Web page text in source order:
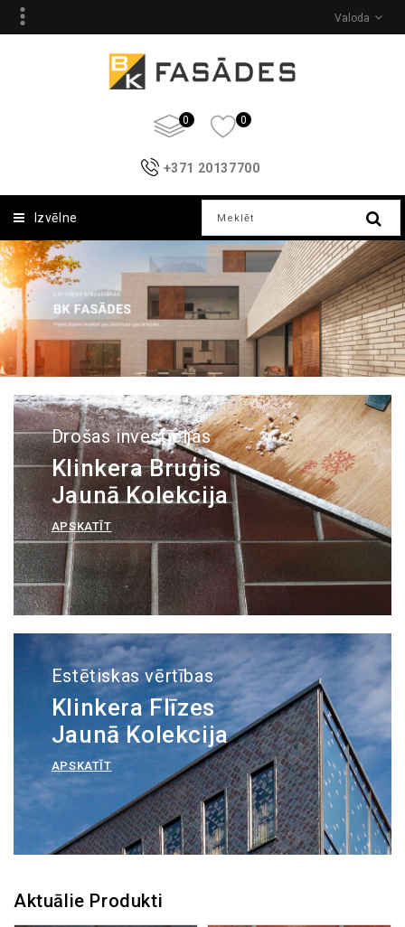
Valoda
0 0
+371 20137700
Izvēlne
Drošas investīcijas
Klinkera Bruģis
Jaunā Kolekcija
APSKATĪT
Estētiskas vērtības
Klinkera Flīzes
Jaunā Kolekcija
APSKATĪT
Aktuālie Produkti